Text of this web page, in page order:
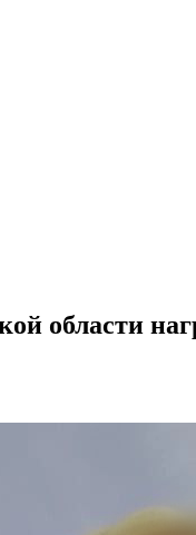
области